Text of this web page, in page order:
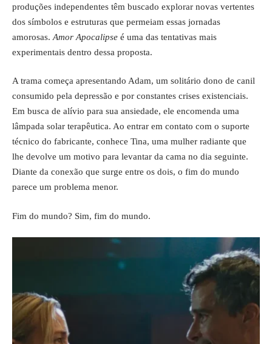
produções independentes têm buscado explorar novas vertentes
dos símbolos e estruturas que permeiam essas jornadas
amorosas. Amor Apocalipse é uma das tentativas mais
experimentais dentro dessa proposta.
A trama começa apresentando Adam, um solitário dono de canil
consumido pela depressão e por constantes crises existenciais.
Em busca de alívio para sua ansiedade, ele encomenda uma
lâmpada solar terapêutica. Ao entrar em contato com o suporte
técnico do fabricante, conhece Tina, uma mulher radiante que
lhe devolve um motivo para levantar da cama no dia seguinte.
Diante da conexão que surge entre os dois, o fim do mundo
parece um problema menor.
Fim do mundo? Sim, fim do mundo.